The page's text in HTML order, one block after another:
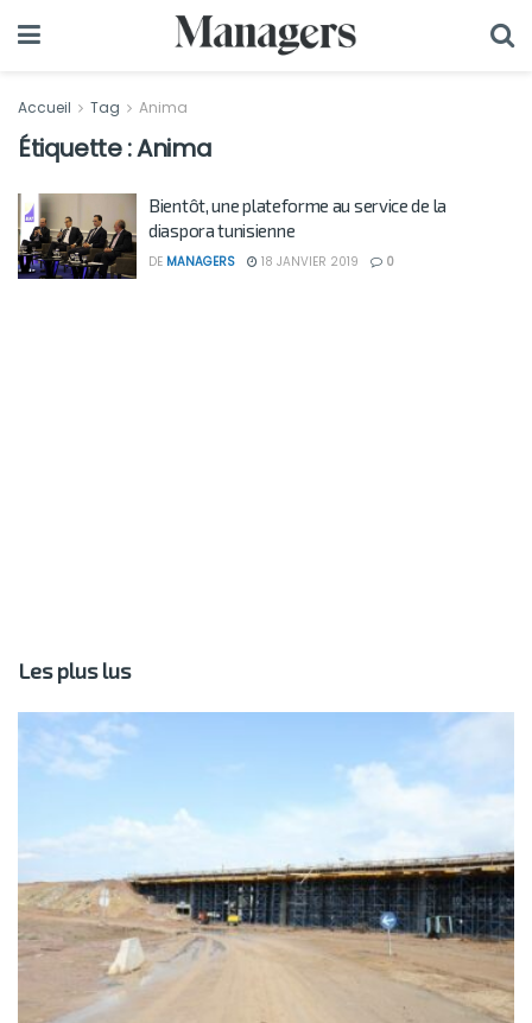
Accueil Tag Anima
Étiquette :Anima
Bientôt, une plateforme au service de la
diaspora tunisienne
DE MANAGERS 18 JANVIER 2019 0
Les plus lus